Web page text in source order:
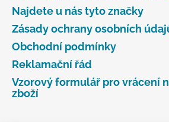
Najdete u nás tyto značky
Zásady ochrany osobních
Obchodní podmínky
Reklamační řád
Vzorový formulář pro vrácení
zboží